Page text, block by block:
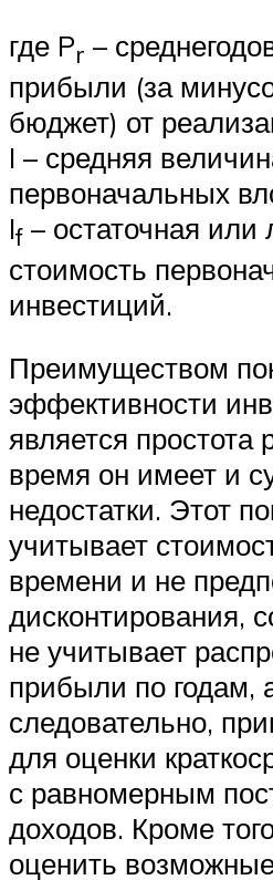
где Pr –
прибыли (за
бюджет) от
I – средняя
первоначальных
If – остаточная или
стоимость
инвестиций.
Преимуществом
эффективности
является простота
время он имеет и
недостатки. Этот
учитывает
времени и не
дисконтирования,
не учитывает
прибыли по годам,
следовательно,
для оценки
с равномерным
доходов. Кроме
оценить